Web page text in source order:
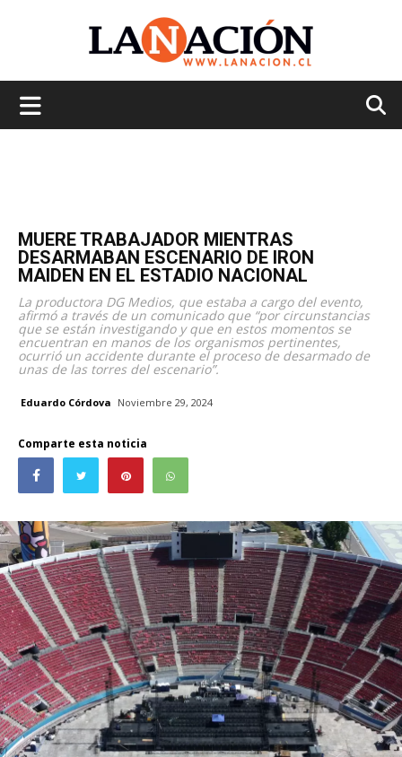
MUERE TRABAJADOR MIENTRAS
DESARMABAN ESCENARIO DE IRON
MAIDEN EN EL ESTADIO NACIONAL
La productora DG Medios, que estaba a cargo del evento,
afirmó a través de un comunicado que “por circunstancias
que se están investigando y que en estos momentos se
encuentran en manos de los organismos pertinentes,
ocurrió un accidente durante el proceso de desarmado de
unas de las torres del escenario”.
Eduardo Córdova Noviembre 29, 2024
Comparte esta noticia